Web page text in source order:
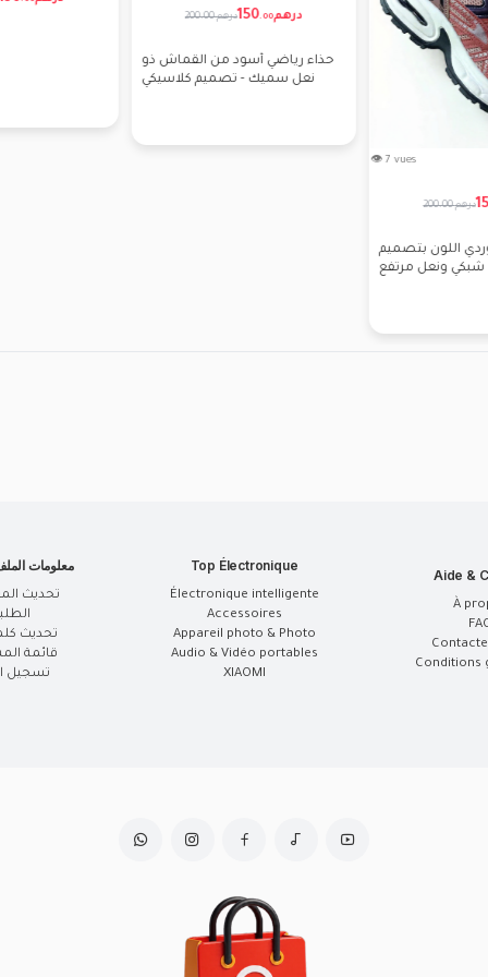
200.00 درهم150.00درهم
حذاء رياضي أسود من القماش ذو
نعل سميك - تصميم كلاسيكي
👁 7 vues
200.00 درهم
اللون بتصميم
شبكي ونعل مرتفع
معلومات
تحديث
تحديث
قائمة
تسجيل
Top Électronique
Électronique intelligente
Accessoires
Appareil photo & Photo
Audio & Vidéo portables
XIAOMI
Aide &
À
Conditions